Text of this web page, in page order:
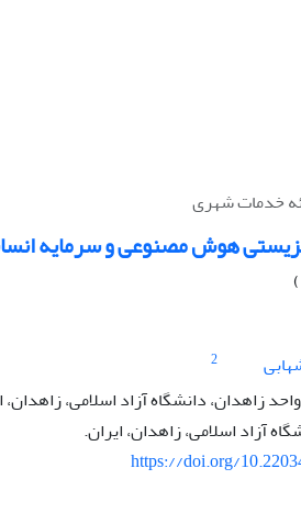
خدمات شهری
هوش مصنوعی و سرمایه
2
زاهدان، دانشگاه آزاد اسلامی، زاهدان،
آزاد اسلامی، زاهدان، ایران.
https://doi.org/